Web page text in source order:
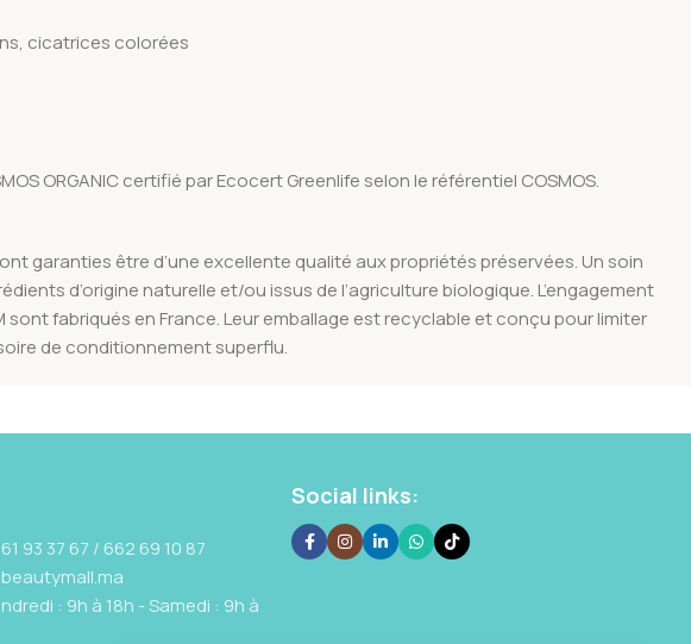
cicatrices colorées
ORGANIC certifié par Ecocert Greenlife selon le référentiel COSMOS.
garanties être d’une excellente qualité aux propriétés préservées. Un soin
d’origine naturelle et/ou issus de l’agriculture biologique. L’engagement
fabriqués en France. Leur emballage est recyclable et conçu pour limiter
de conditionnement superflu.
93 37 67 / 662 69 10 87
: 9h à 18h - Samedi : 9h à
Social links: